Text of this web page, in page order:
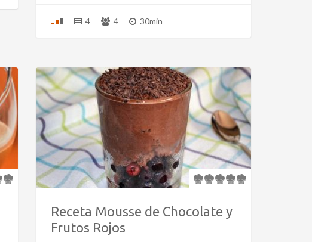
4 4 30min
Receta Mousse de Chocolate y
Frutos Rojos